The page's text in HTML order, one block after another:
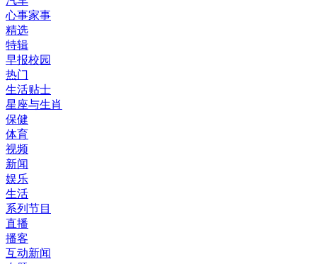
心事家事
精选
特辑
早报校园
热门
生活贴士
星座与生肖
保健
体育
视频
新闻
娱乐
生活
系列节目
直播
播客
互动新闻